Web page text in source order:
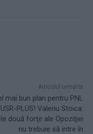
Articolul următor
mai bun plan pentru PNL
PLUS! Valeriu Stoica:
două forţe ale Opoziţiei
nu trebuie să intre în